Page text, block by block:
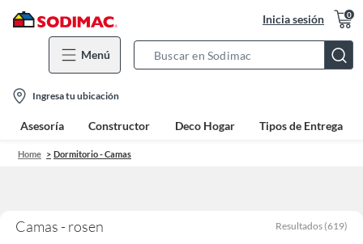
Inicia sesión 0
Menú
Bar
location-
icon
Ingresa tu ubicación
Asesoría Constructor Deco Hogar Tipos de Entrega
Home Dormitorio - Camas
Camas - rosen Resultados (619)